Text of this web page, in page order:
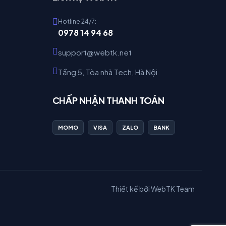
Hotline 24/7:
0978 14 94 68
support@webtk.net
Tầng 5, Tòa nhà Tech, Hà Nội
CHẤP NHẬN THANH TOÁN
MOMO VISA ZALO BANK
Thiết kế bởi WebTK Team